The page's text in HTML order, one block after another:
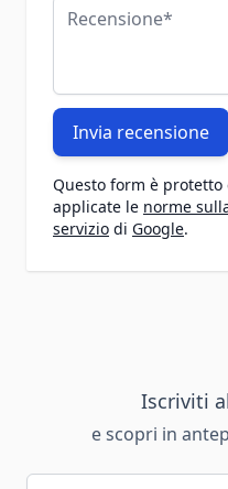
Recensione
Invia recensione
Questo form è protetto
applicate le norme
servizio di Google.
Iscriviti
e scopri in